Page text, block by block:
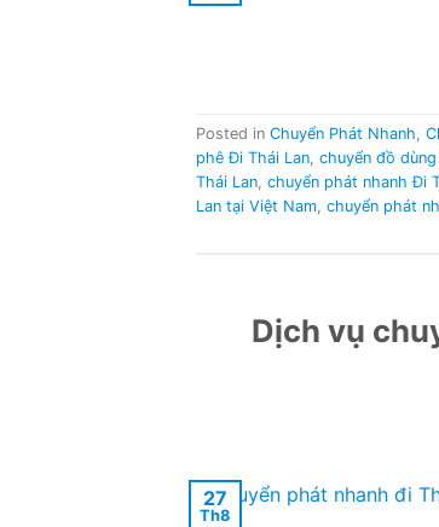
Posted in Chuyển Phát Nhanh,
phê Đi Thái Lan, chuyển đồ
Thái Lan, chuyển phát nhanh Đi
Lan tại Việt Nam, chuyển phát
Dịch vụ
27
Th8